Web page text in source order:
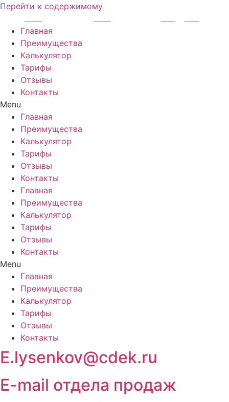
Перейти к содержимому
Главная
Преимущества
Калькулятор
Тарифы
Отзывы
Контакты
Menu
Главная
Преимущества
Калькулятор
Тарифы
Отзывы
Контакты
Главная
Преимущества
Калькулятор
Тарифы
Отзывы
Контакты
Menu
Главная
Преимущества
Калькулятор
Тарифы
Отзывы
Контакты
E.lysenkov@cdek.ru
E-mail отдела продаж